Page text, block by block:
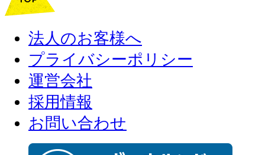
法人のお客様へ
プライバシーポリシー
運営会社
採用情報
お問い合わせ